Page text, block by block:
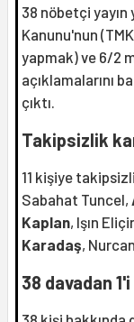
38 nöbetçi yayın
Kanunu'nun
yapmak) ve 6/2
açıklamalarını
çıktı.
Takipsizlik
11 kişiye
Sabahat Tuncel,
Kaplan, Işın
Karadaş,
38 davadan